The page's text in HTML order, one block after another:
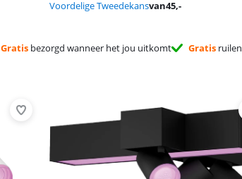
Voordelige Tweedekansvan45,-
Gratisbezorgd wanneer het jou uitkomt Gratisruilen